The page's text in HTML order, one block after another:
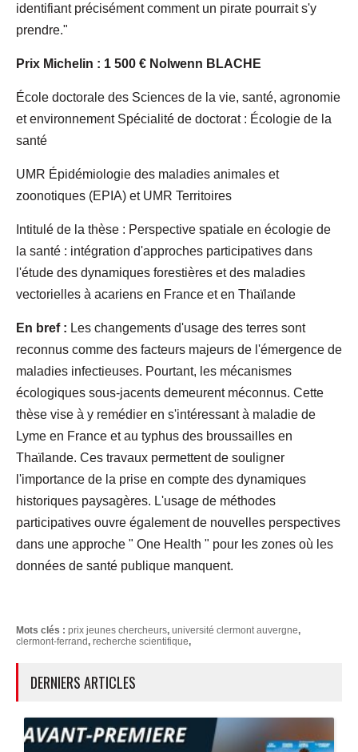
identifiant précisément comment un pirate pourrait s'y
prendre."
Prix Michelin : 1 500 € Nolwenn BLACHE
École doctorale des Sciences de la vie, santé, agronomie
et environnement Spécialité de doctorat : Écologie de la
santé
UMR Épidémiologie des maladies animales et
zoonotiques (EPIA) et UMR Territoires
Intitulé de la thèse : Perspective spatiale en écologie de
la santé : intégration d'approches participatives dans
l'étude des dynamiques forestières et des maladies
vectorielles à acariens en France et en Thaïlande
En bref : Les changements d'usage des terres sont
reconnus comme des facteurs majeurs de l'émergence de
maladies infectieuses. Pourtant, les mécanismes
écologiques sous-jacents demeurent méconnus. Cette
thèse vise à y remédier en s'intéressant à maladie de
Lyme en France et au typhus des broussailles en
Thaïlande. Ces travaux permettent de souligner
l'importance de la prise en compte des dynamiques
historiques paysagères. L'usage de méthodes
participatives ouvre également de nouvelles perspectives
dans une approche " One Health " pour les zones où les
données de santé publique manquent.
Mots clés : prix jeunes chercheurs, université clermont auvergne,
clermont-ferrand, recherche scientifique,
DERNIERS ARTICLES